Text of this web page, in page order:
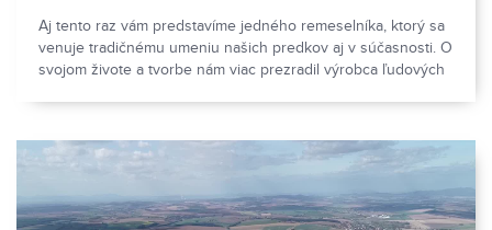
Aj tento raz vám predstavíme jedného remeselníka, ktorý sa
venuje tradičnému umeniu našich predkov aj v súčasnosti. O
svojom živote a tvorbe nám viac prezradil výrobca ľudových